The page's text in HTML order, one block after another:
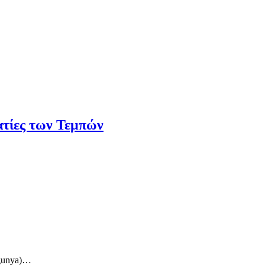
των Τεμπών